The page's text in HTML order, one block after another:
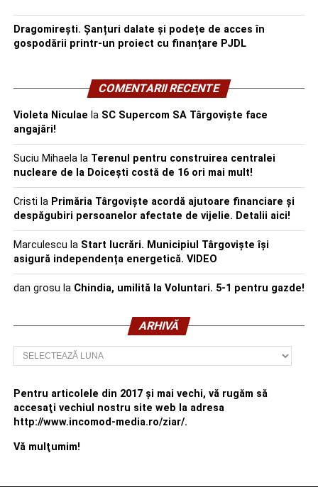
Dragomirești. Șanțuri dalate și podețe de acces în
gospodării printr-un proiect cu finanțare PJDL
COMENTARII RECENTE
Violeta Niculae la SC Supercom SA Târgoviște face
angajări!
Suciu Mihaelala Terenul pentru construirea centralei
nucleare de la Doicești costă de 16 ori mai mult!
Cristi la Primăria Târgoviște acordă ajutoare financiare și
despăgubiri persoanelor afectate de vijelie. Detalii aici!
Marculescu la Start lucrări. Municipiul Târgoviște își
asigură independența energetică. VIDEO
dan grosu la Chindia, umilită la Voluntari. 5-1 pentru gazde!
ARHIVĂ
Arhivă
Pentru articolele din 2017 şi mai vechi, vă rugăm să
accesaţi vechiul nostru site web la adresa
http://www.incomod-media.ro/ziar/.
Vă mulţumim!